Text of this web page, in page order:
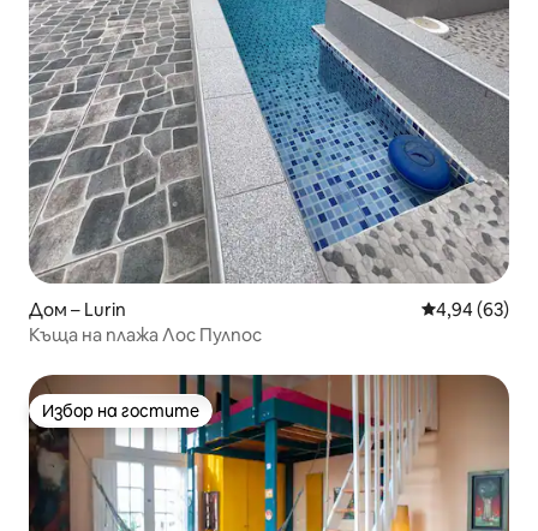
Дом – Lurin Средна
4,94 (63)
Къща на плажа Лос Пулпос
Избор на гостите
Избор на гостите